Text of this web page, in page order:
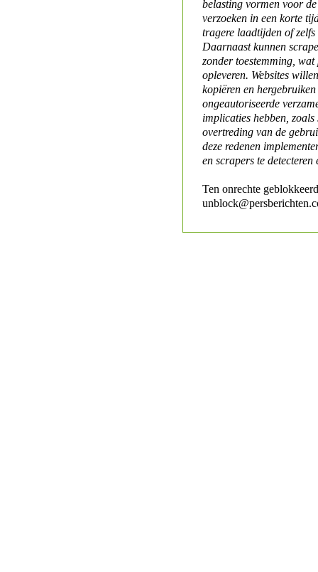
belasting vormen voor
verzoeken in een korte
tragere laadtijden of
Daarnaast kunnen
zonder toestemming,
opleveren. Websites
kopiëren en
ongeautoriseerde
implicaties hebben,
overtreding van de
deze redenen
en scrapers te detecteren
Ten onrechte